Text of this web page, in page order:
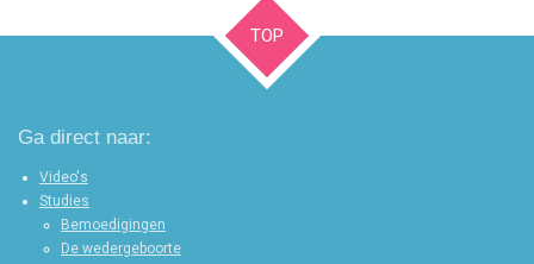
e
l
r
n
e
TOP
Ga direct naar:
Video's
Studies
Bemoedigingen
De wedergeboorte